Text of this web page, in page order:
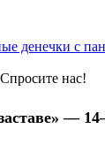
нас!
—